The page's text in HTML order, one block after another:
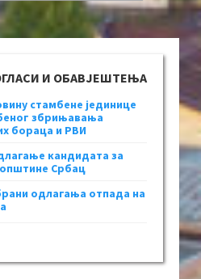
И ОБАВЈЕШТЕЊА
стамбене јединице
збрињавања
бораца и РВИ
кандидата за
Србац
одлагања отпада на